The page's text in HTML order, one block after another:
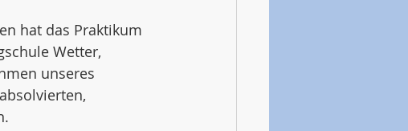
hat das Praktikum
Wetter,
unseres